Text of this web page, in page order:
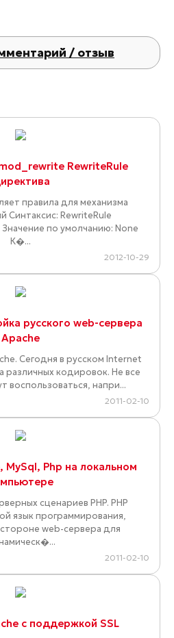
/ отзыв
RewriteRule
правила для механизма
Синтаксис: RewriteRule
по умолчанию: None
К�...
2012-10-29
русского web-сервера
Apache
Сегодня в русском Internet
различных кодировок. Не все
воспользоваться, напри...
2011-02-10
MySql, Php на локальном
сценариев PHP. PHP
язык программирования,
web-сервера для
2011-02-10
с поддержкой SSL